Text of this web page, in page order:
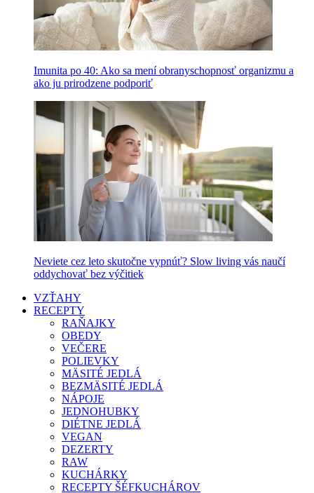
Imunita po 40: Ako sa mení obranyschopnosť organizmu a
ako ju prirodzene podporiť
Neviete cez leto skutočne vypnúť? Slow living vás naučí
oddychovať bez výčitiek
VZŤAHY
RECEPTY
RAŇAJKY
OBEDY
VEČERE
POLIEVKY
MÄSITÉ JEDLÁ
BEZMÄSITÉ JEDLÁ
NÁPOJE
JEDNOHUBKY
DIÉTNE JEDLÁ
VEGAN
DEZERTY
RAW
KUCHÁRKY
RECEPTY ŠÉFKUCHÁROV